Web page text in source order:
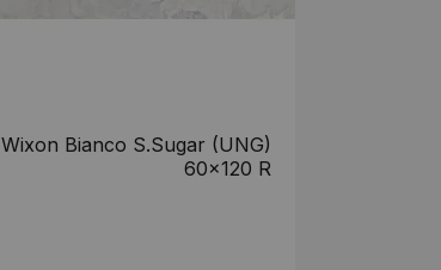
Wixon Bianco S.Sugar (UNG)
60x120 R